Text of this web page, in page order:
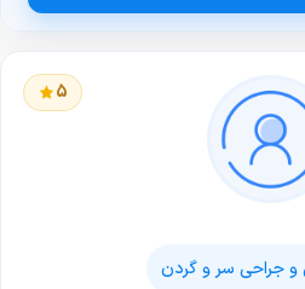
5
و جراحی سر و گردن